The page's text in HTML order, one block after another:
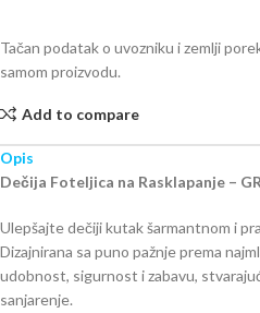
Tačan podatak o uvozniku i zemlji
samom proizvodu.
Add to compare
Opis
Dečija Foteljica na Rasklapanje –
Ulepšajte dečiji kutak šarmantnom i
Dizajnirana sa puno pažnje prema
udobnost, sigurnost i zabavu,
sanjarenje.